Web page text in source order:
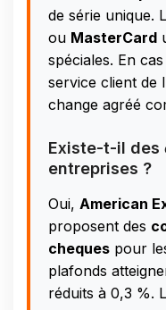
de série unique.
ou MasterCard
spéciales. En
service client de
change agréé
Existe-t-il des
entreprises ?
Oui, American
proposent des
cheques pour
plafonds
réduits à 0,3 %.